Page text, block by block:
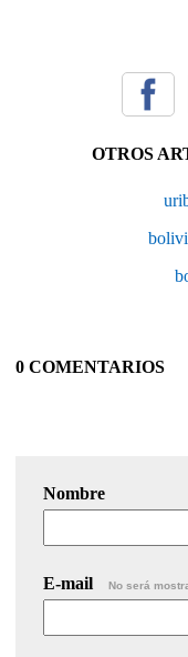
OTROS
0 COMENTARIOS
Nombre
E-mail No será